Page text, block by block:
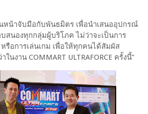
นหน้าจับมือกับพันธมิตร เพื่อนำเสนออุปกรณ์
สนองทุกกลุ่มผู้บริโภค ไม่ว่าจะเป็นการ
รือการเล่นเกม เพื่อให้ทุกคนได้สัมผัส
นงาน COMMART ULTRAFORCE ครั้งนี้”